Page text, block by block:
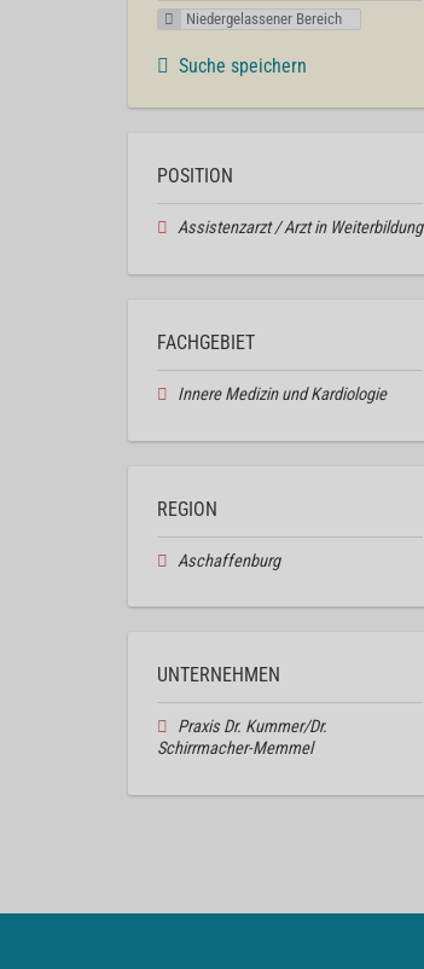
Niedergelassener Bereich
Suche speichern
POSITION
Assistenzarzt / Arzt in Weiterbildung
FACHGEBIET
Innere Medizin und Kardiologie
REGION
Aschaffenburg
UNTERNEHMEN
Praxis Dr. Kummer/Dr.
Schirrmacher-Memmel